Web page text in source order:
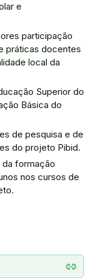
e
participação
práticas docentes
local da
Superior do
Básica do
de pesquisa e de
do projeto Pibid.
da formação
nos cursos de
link